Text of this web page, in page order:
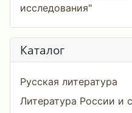
исследования"
Каталог
Русская литература
Литература России и